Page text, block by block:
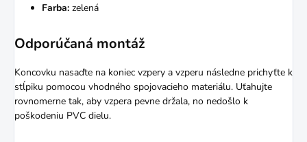
Farba: zelená
Odporúčaná montáž
Koncovku nasaďte na koniec vzpery a vzperu následne prichyťte k
stĺpiku pomocou vhodného spojovacieho materiálu. Uťahujte
rovnomerne tak, aby vzpera pevne držala, no nedošlo k
poškodeniu PVC dielu.